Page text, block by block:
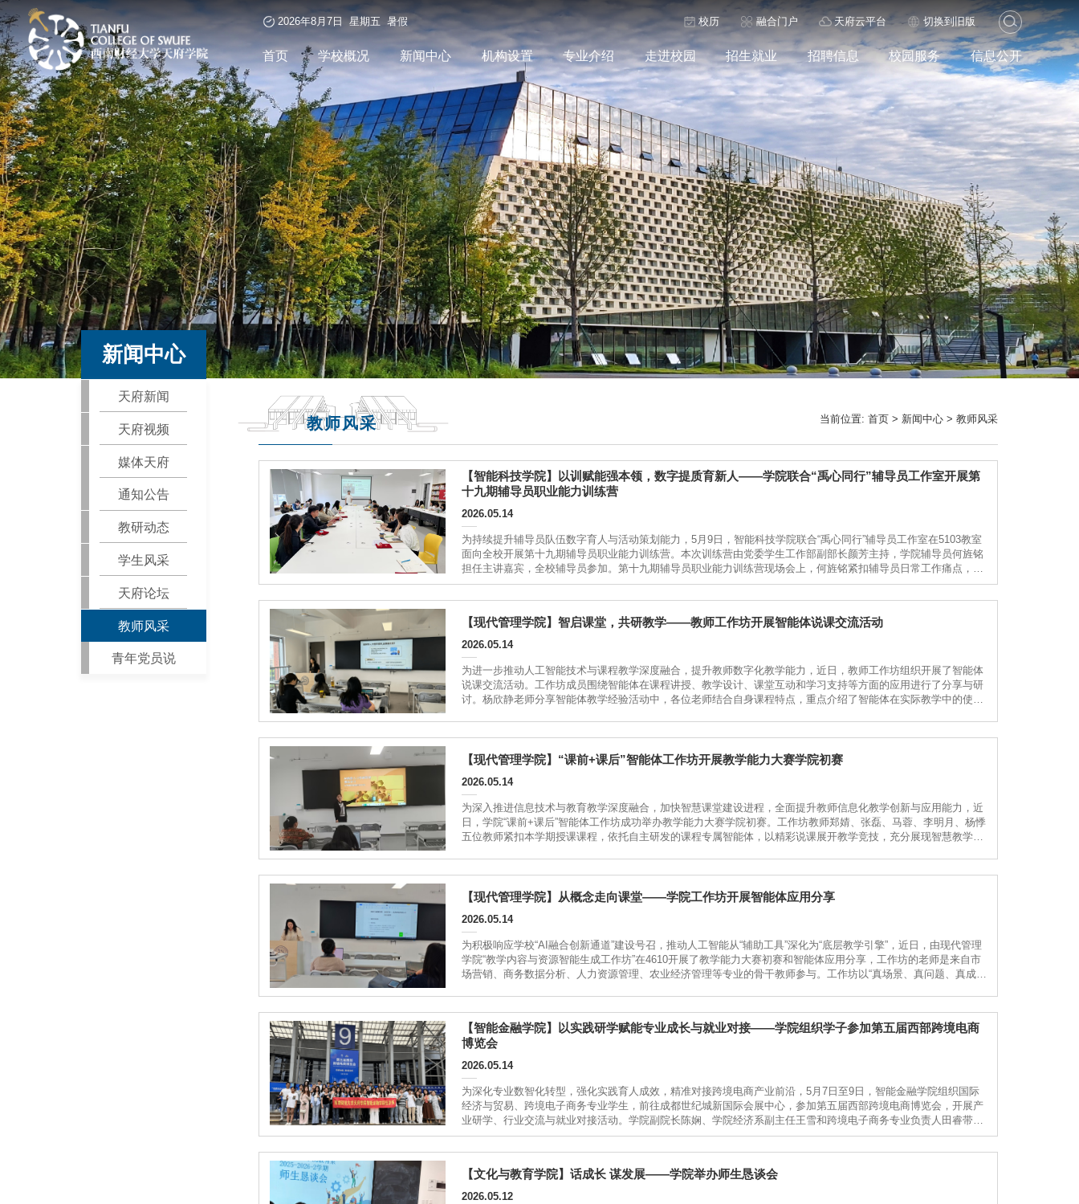
2026年8月7日 星期五 暑假 校历 融合门户 天府云平台 切换到旧版
首页 学校概况 新闻中心 机构设置 专业介绍 走进校园 招生就业 招聘信息 校园服务 信息公开
新闻中心
天府新闻
天府视频
媒体天府
通知公告
教研动态
学生风采
天府论坛
教师风采
青年党员说
教师风采 当前位置:首页 > 新闻中心 >教师风采
【智能科技学院】以训赋能强本领，数字提质育新人——学院联合“禹心同行”辅导员工作室开展第
十九期辅导员职业能力训练营
2026.05.14
为持续提升辅导员队伍数字育人与活动策划能力，5月9日，智能科技学院联合“禹心同行”辅导员工作室在5103教室
面向全校开展第十九期辅导员职业能力训练营。本次训练营由党委学生工作部副部长颜芳主持，学院辅导员何旌铭
担任主讲嘉宾，全校辅导员参加。第十九期辅导员职业能力训练营现场会上，何旌铭紧扣辅导员日常工作痛点，围
绕平台登录、内容制作、知识库创建、功能添加、策划书生成五大核心模块开展沉浸式实操演示。他详细讲解了智
【现代管理学院】智启课堂，共研教学——教师工作坊开展智能体说课交流活动
2026.05.14
为进一步推动人工智能技术与课程教学深度融合，提升教师数字化教学能力，近日，教师工作坊组织开展了智能体
说课交流活动。工作坊成员围绕智能体在课程讲授、教学设计、课堂互动和学习支持等方面的应用进行了分享与研
讨。杨欣静老师分享智能体教学经验活动中，各位老师结合自身课程特点，重点介绍了智能体在实际教学中的使用
【现代管理学院】“课前+课后”智能体工作坊开展教学能力大赛学院初赛
2026.05.14
为深入推进信息技术与教育教学深度融合，加快智慧课堂建设进程，全面提升教师信息化教学创新与应用能力，近
日，学院“课前+课后”智能体工作坊成功举办教学能力大赛学院初赛。工作坊教师郑婧、张磊、马蓉、李明月、杨悸
五位教师紧扣本学期授课课程，依托自主研发的课程专属智能体，以精彩说课展开教学竞技，充分展现智慧教学创
【现代管理学院】从概念走向课堂——学院工作坊开展智能体应用分享
2026.05.14
为积极响应学校“AI融合创新通道”建设号召，推动人工智能从“辅助工具”深化为“底层教学引擎”，近日，由现代管理
学院“教学内容与资源智能生成工作坊”在4610开展了教学能力大赛初赛和智能体应用分享，工作坊的老师是来自市
场营销、商务数据分析、人力资源管理、农业经济管理等专业的骨干教师参与。工作坊以“真场景、真问题、真成
【智能金融学院】以实践研学赋能专业成长与就业对接——学院组织学子参加第五届西部跨境电商
博览会
2026.05.14
为深化专业数智化转型，强化实践育人成效，精准对接跨境电商产业前沿，5月7日至9日，智能金融学院组织国际
经济与贸易、跨境电子商务专业学生，前往成都世纪城新国际会展中心，参加第五届西部跨境电商博览会，开展产
业研学、行业交流与就业对接活动。学院副院长陈娴、学院经济系副主任王雪和跨境电子商务专业负责人田睿带队
参与。师生在博览会现场本届博览会立足西部外贸发展实际，聚焦跨境电商新业态、新模式，汇聚行业头部平台、
【文化与教育学院】话成长 谋发展——学院举办师生恳谈会
2026.05.12